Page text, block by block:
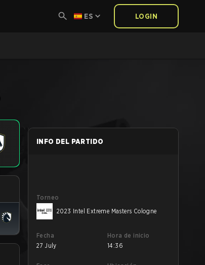
ES LOGIN
INFO DEL PARTIDO
Torneo
2023 Intel Extreme Masters Cologne
Fecha
27 July
Hora de inicio
14:36